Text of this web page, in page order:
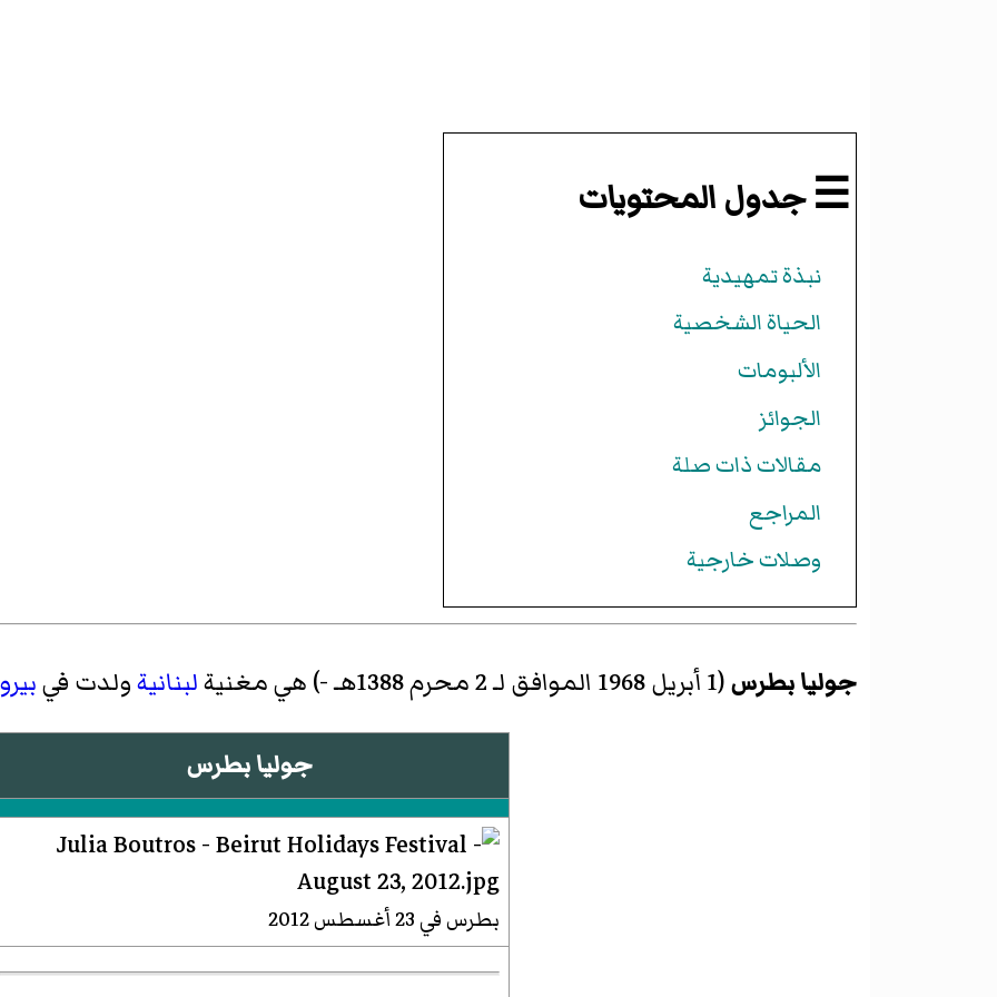
☰ جدول المحتويات
نبذة تمهيدية
الحياة الشخصية
الألبومات
الجوائز
مقالات ذات صلة
المراجع
وصلات خارجية
جوليا بطرس(1 أبريل 1968 الموافق لـ 2 محرم 1388هـ -) هي مغنية لبنانيةولدت في
جوليا بطرس
بطرس في 23 أغسطس 2012